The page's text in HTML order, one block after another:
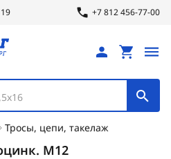
+7 812 456-77-00
Тросы, цепи, такелаж
М12